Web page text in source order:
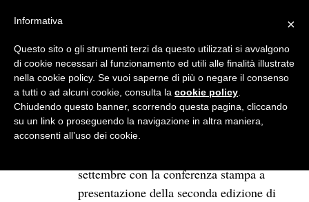
BROWSE TAG
lombardia
Il Piccolo Teatro incontra il
territorio con «Teatro Fuori
Porta»
settembre con la conferenza stampa a
presentazione della seconda edizione di
×
Informativa
Questo sito o gli strumenti terzi da questo utilizzati si avvalgono
di cookie necessari al funzionamento ed utili alle finalità illustrate
nella cookie policy. Se vuoi saperne di più o negare il consenso
a tutti o ad alcuni cookie, consulta la cookie policy
Chiudendo questo banner, scorrendo questa pagina, cliccando
su un link o proseguendo la navigazione in altra maniera,
acconsenti all’uso dei cookie.